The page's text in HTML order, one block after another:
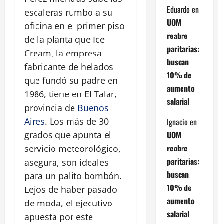
escaleras rumbo a su
oficina en el primer piso
de la planta que Ice
Cream, la empresa
fabricante de helados
que fundó su padre en
1986, tiene en El Talar,
provincia de Buenos
Aires. Los más de 30
grados que apunta el
servicio meteorológico,
asegura, son ideales
para un palito bombón.
Lejos de haber pasado
de moda, el ejecutivo
apuesta por este
Eduardo en
UOM
reabre
paritarias:
buscan
10% de
aumento
salarial
Ignacio en
UOM
reabre
paritarias:
buscan
10% de
aumento
salarial